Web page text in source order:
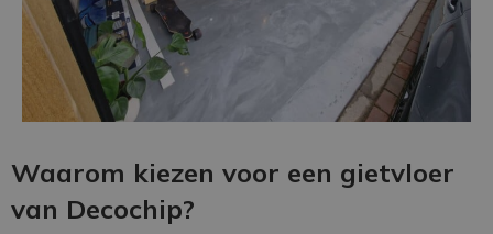
Waarom kiezen voor een gietvloer
van Decochip?